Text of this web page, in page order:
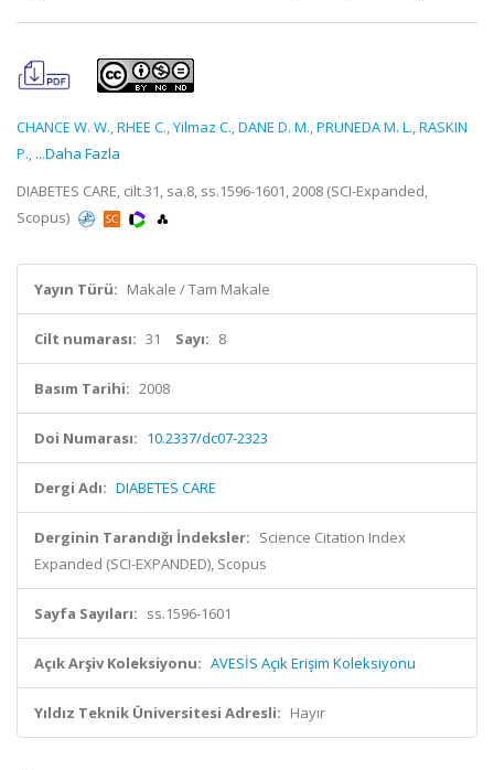
CHANCE W. W.,RHEE C.,Yilmaz C.,DANE D. M.,PRUNEDA M. L.,RASKIN
P., ...Daha Fazla
DIABETES CARE, cilt.31, sa.8, ss.1596-1601, 2008 (SCI-Expanded,
Scopus)
Yayın Türü: Makale / Tam Makale
Cilt numarası: 31 Sayı: 8
Basım Tarihi: 2008
Doi Numarası: 10.2337/dc07-2323
Dergi Adı: DIABETES CARE
Derginin Tarandığı İndeksler: Science Citation Index
Expanded (SCI-EXPANDED), Scopus
Sayfa Sayıları: ss.1596-1601
Açık Arşiv Koleksiyonu: AVESİS Açık Erişim Koleksiyonu
Yıldız Teknik Üniversitesi Adresli: Hayır